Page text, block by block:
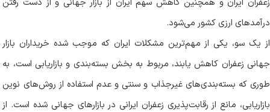
درآمدهای ارزی کشور می‌شود.
از یک سو، یکی از مهم‌ترین مشکلات ایران که موجب شده خریداران بازار
جهانی زعفران کاهش یابند، مربوط به بخش بسته‌بندی و بازاریابی است، به
طوری که بسته‌بندی‌های غیرجذاب و سنتی و عدم استفاده از روش‌های نوین
بازاریابی، مانع از رقابت‌پذیری زعفران ایرانی در بازارهای جهانی شده است. از